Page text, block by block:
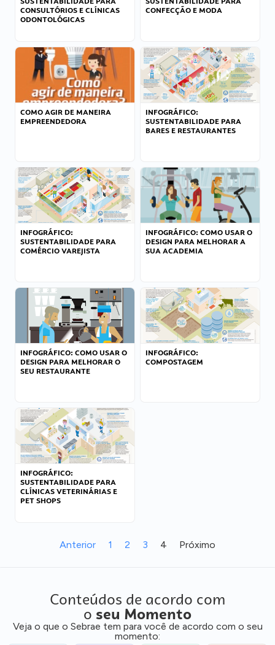
CONSULTÓRIOS E CLÍNICAS
ODONTOLÓGICAS
CONFECÇÃO E MODA
COMO AGIR DE MANEIRA
EMPREENDEDORA
INFOGRÁFICO:
SUSTENTABILIDADE PARA
BARES E RESTAURANTES
INFOGRÁFICO:
SUSTENTABILIDADE PARA
COMÉRCIO VAREJISTA
INFOGRÁFICO: COMO USAR O
DESIGN PARA MELHORAR A
SUA ACADEMIA
INFOGRÁFICO: COMO USAR O
DESIGN PARA MELHORAR O
SEU RESTAURANTE
INFOGRÁFICO:
COMPOSTAGEM
INFOGRÁFICO:
SUSTENTABILIDADE PARA
CLÍNICAS VETERINÁRIAS E
PET SHOPS
Anterior 1 2 3 4 Próximo
Conteúdos de acordo com
o seu Momento
Veja o que o Sebrae tem para você de acordo com o seu
momento: